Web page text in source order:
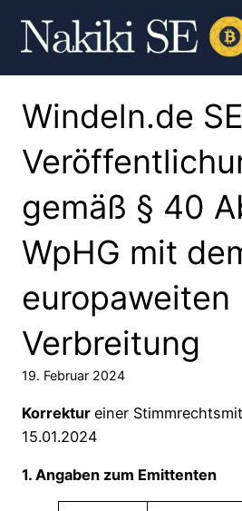
Windeln.de
gemäß § 40
WpHG mit
europaweiten
Verbreitung
19. Februar 2024
Korrektur einer
15.01.2024
1. Angaben zum Emittenten